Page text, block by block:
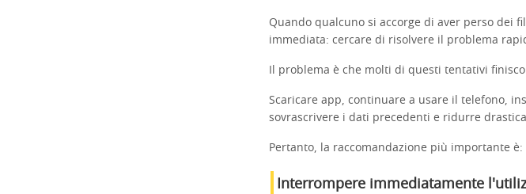
Quando qualcuno si accorge di aver perso dei
immediata: cercare di risolvere il problema
Il problema è che molti di questi tentativi
Scaricare app, continuare a usare il telefono,
sovrascrivere i dati precedenti e ridurre
Pertanto, la raccomandazione più importante è:
Interrompere immediatamente